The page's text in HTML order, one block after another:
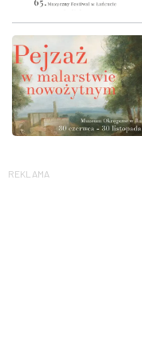
REKLAMA